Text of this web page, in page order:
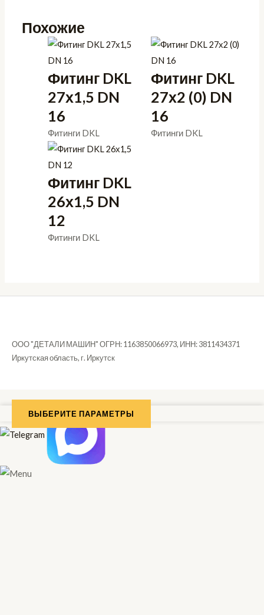
Похожие
Фитинг DKL
27х1,5 DN
16
Фитинги DKL
Фитинг DKL
27х2 (0) DN
16
Фитинги DKL
Фитинг DKL
26х1,5 DN
12
Фитинги DKL
ООО "ДЕТАЛИ МАШИН" ОГРН: 1163850066973, ИНН: 3811434371
Иркутская область, г. Иркутск
ВЫБЕРИТЕ ПАРАМЕТРЫ